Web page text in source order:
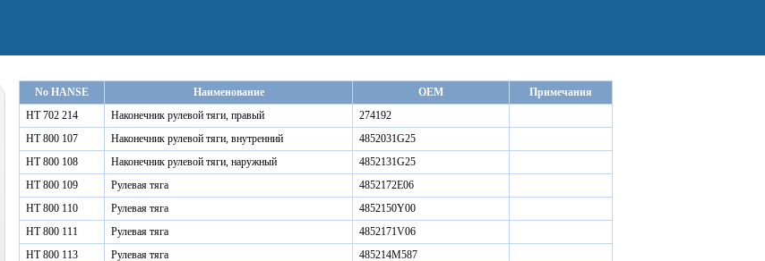
No HANSE Наименование OEM
Примечания
HT 702 214
Наконечник рулевой тяги, правый
274192
HT 800 107
Наконечник рулевой тяги, внутренний
4852031G25
HT 800 108
Наконечник рулевой тяги, наружный
4852131G25
HT 800 109
Рулевая тяга
4852172E06
HT 800 110
Рулевая тяга
4852150Y00
HT 800 111
Рулевая тяга
4852171V06
HT 800 113
Рулевая тяга
485214M587